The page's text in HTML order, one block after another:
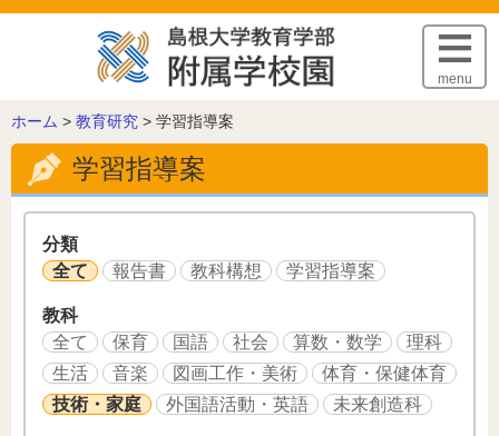
このページの本文へ
menu
こ
の
ー
ジ
ホーム > 教育研究 > 学習指導案
学習指導案
分類
全て
報告書 教科構想 学習指導案
教科
全て
保育 国語 社会 算数・数学
理科
生活
音楽 図画工作・美術
体育・保健体育
技術・家庭
外国語活動・英語 未来創造科